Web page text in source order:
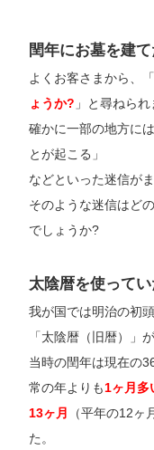
閏年にお墓を建
よくお客さまから、「
ょうか? 」と尋ねられ
確かに一部の地方に
とが起こる」
などといった迷信が
そのような迷信はど
でしょうか?
太陰暦を使って
我が国では明治の初
「太陰暦（旧暦）」
当時の閏年は現在の
常の年よりも1ヶ月多
13ヶ月
（平年の12
た。